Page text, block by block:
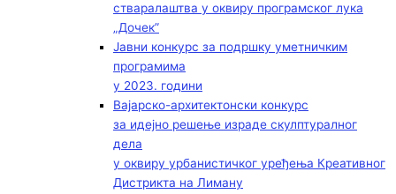
стваралаштва у оквиру програмског лука
„Дочек”
Јавни конкурс за подршку уметничким
програмима
у 2023. години
Вајарско-архитектонски конкурс
за идејно решење израде скулптуралног
дела
у оквиру урбанистичког уређења Креативног
Дистрикта на Лиману